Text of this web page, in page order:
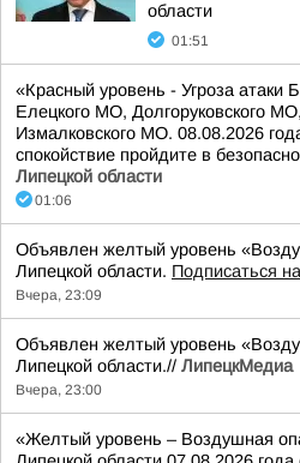
области
01:51
«Красный уровень - Угроза атаки
Елецкого МО, Долгоруковского
Измалковского МО. 08.08.2026
спокойствие пройдите в
Липецкой области
01:06
Объявлен желтый уровень
Липецкой области. Подписаться
Вчера, 23:09
Объявлен желтый уровень
Липецкой области.// ЛипецкМедиа
Вчера, 23:00
«Желтый уровень – Воздушная